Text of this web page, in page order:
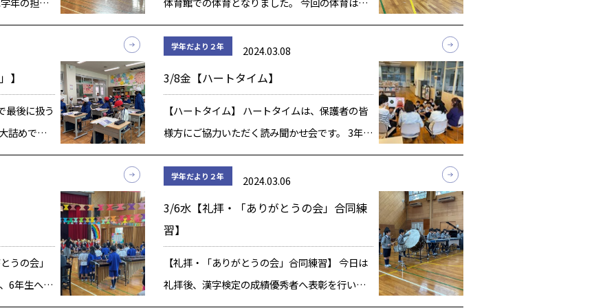
の話」の
し変わった「しっぽとり」を行いました。 この
「しっぽとり」では逃げる側と守る側が１対１
】
最後に扱う
詰めで
公、スー
学年だより２年 2024.03.08
3/8金【ハートタイム】
【ハートタイム】 ハートタイムは、保護者の皆
様方にご協力いただく読み聞かせ会です。 3年生
まで各学期に1回ずつ、年度を通じて3回行って
います。 今日の読書の時間は、2年生最後のハ
うの会」
6年生へプ
学年だより２年 2024.03.06
3/6水【礼拝・「ありがとうの会」合同練
習】
【礼拝・「ありがとうの会」合同練習】 今日は
礼拝後、漢字検定の成績優秀者へ表彰を行いま